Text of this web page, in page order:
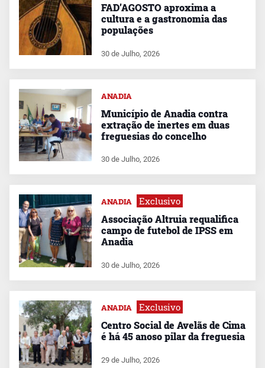
FAD’AGOSTO aproxima a
cultura e a gastronomia das
populações
30 de Julho, 2026
ANADIA
Município de Anadia contra
extração de inertes em duas
freguesias do concelho
30 de Julho, 2026
ANADIA Exclusivo
Associação Altruia requalifica
campo de futebol de IPSS em
Anadia
30 de Julho, 2026
ANADIA Exclusivo
Centro Social de Avelãs de Cima
é há 45 anoso pilar da freguesia
29 de Julho, 2026